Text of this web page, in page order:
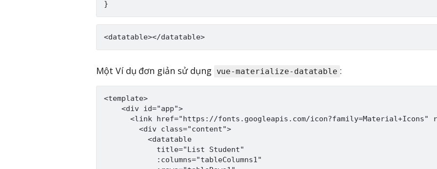
Một Ví dụ đơn giản sử dụng vue-materialize-datatable :
<template>
    <div id="app">
<link href="https://fonts.googleapis.com/icon?family=Material+Icons"
        <div class="content">
          <datatable
            title="List Student"
            :columns="tableColumns1"